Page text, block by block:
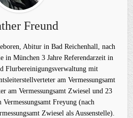
Freund
Abitur in Bad Reichenhall, nach
in München 3 Jahre Referendarzeit in
Flurbereinigungsverwaltung mit
am Vermessungsamt
am Vermessungsamt Zwiesel und 23
Vermessungsamt Freyung (nach
Zwiesel als Aussenstelle).